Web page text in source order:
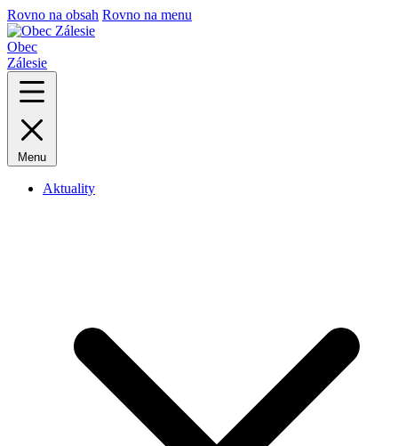
Rovno na obsah Rovno na menu
Obec
Zálesie
Menu
Aktuality